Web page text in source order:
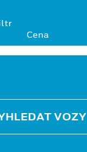
Cena
VOZY